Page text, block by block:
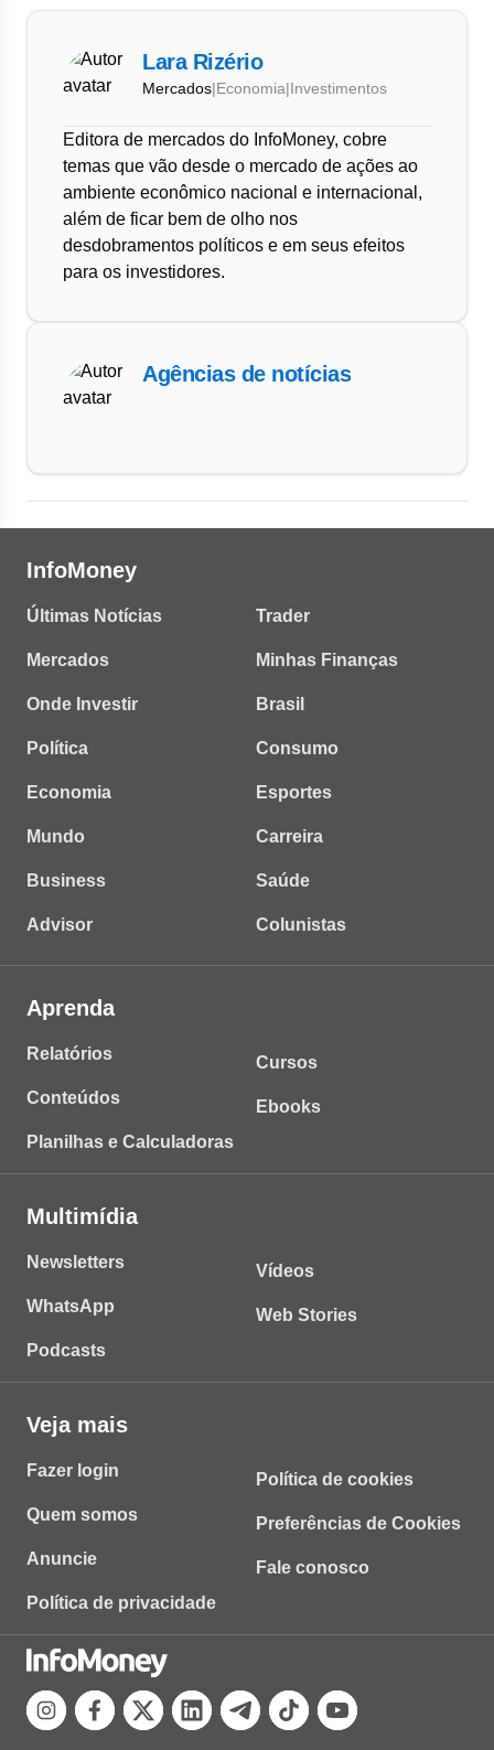
Lara Rizério
Mercados|Economia|Investimentos
Editora de mercados do InfoMoney, cobre
temas que vão desde o mercado de ações ao
ambiente econômico nacional e internacional,
além de ficar bem de olho nos
desdobramentos políticos e em seus efeitos
para os investidores.
Agências de notícias
InfoMoney
Últimas Notícias
Mercados
Onde Investir
Política
Economia
Mundo
Business
Advisor
Trader
Minhas Finanças
Brasil
Consumo
Esportes
Carreira
Saúde
Colunistas
Aprenda
Relatórios
Conteúdos
Planilhas e Calculadoras
Cursos
Ebooks
Multimídia
Newsletters
WhatsApp
Podcasts
Vídeos
Web Stories
Veja mais
Fazer login
Quem somos
Anuncie
Política de privacidade
Política de cookies
Preferências de Cookies
Fale conosco